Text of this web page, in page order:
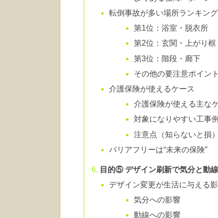
転倒事故が多い場所ランキング
第1位：浴室・脱衣所
第2位：玄関・上がり框
第3位：階段・廊下
その他の要注意ポイント
介護保険が使えるケース
介護保険が使える主な
対象になりやすい工事例
注意点（知らないと損）
バリアフリーは“未来の保険”
目的⑤ デザイン刷新で気分と動
デザイン変更が生活に与える
気分への影響
動線への影響